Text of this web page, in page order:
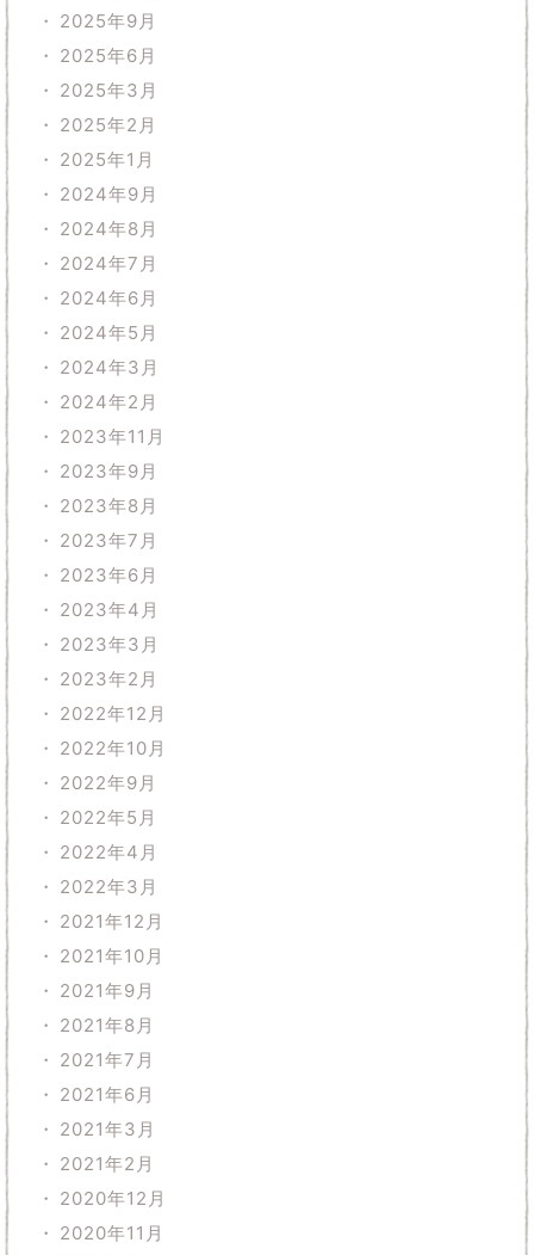
2025年9月
2025年6月
2025年3月
2025年2月
2025年1月
2024年9月
2024年8月
2024年7月
2024年6月
2024年5月
2024年3月
2024年2月
2023年11月
2023年9月
2023年8月
2023年7月
2023年6月
2023年4月
2023年3月
2023年2月
2022年12月
2022年10月
2022年9月
2022年5月
2022年4月
2022年3月
2021年12月
2021年10月
2021年9月
2021年8月
2021年7月
2021年6月
2021年3月
2021年2月
2020年12月
2020年11月